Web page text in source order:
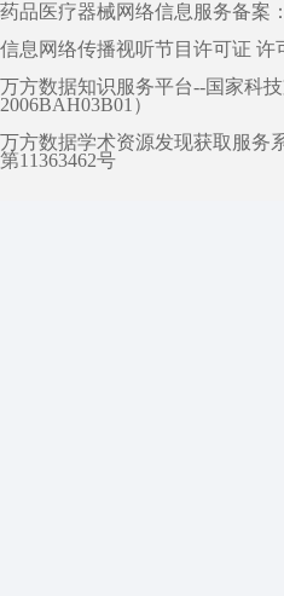
药品医疗器械网络信息服务备案
信息网络传播视听节目许可证 许
万方数据知识服务平台--国家科
2006BAH03B01）
万方数据学术资源发现获取服务
第11363462号